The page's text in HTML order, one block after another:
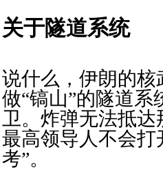
关于隧道系统
说什么，伊朗的
做“镐山”的隧道
卫。炸弹无法抵
最高领导人不会
考”。